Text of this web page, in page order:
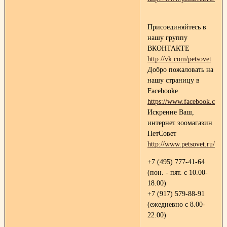
Присоединяйтесь в
нашу группу
ВКОНТАКТЕ
http://vk.com/petsovet
Добро пожаловать на
нашу страницу в
Facebooke
https://
Искренне Ваш,
интернет зоомагазин
ПетСовет
http://www.petsovet.ru/
+7 (495) 777-41-64
(пон. - пят. с 10.00-
18.00)
+7 (917) 579-88-91
(ежедневно с 8.00-
22.00)